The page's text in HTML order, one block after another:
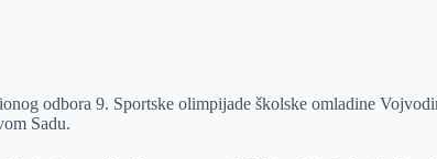
odbora 9. Sportske olimpijade školske omladine
Sadu.